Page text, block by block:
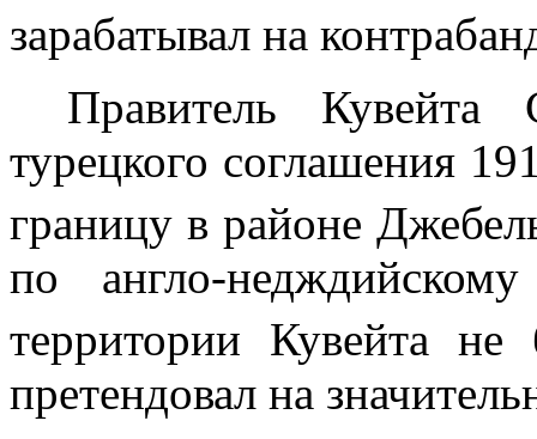
зарабатывал на
Правитель
турецкого со­глашения
границу в районе
по англо-
территории Кувейта
претендовал на